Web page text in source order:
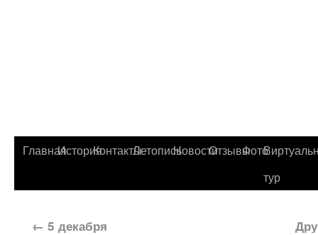
ГлавнаяИсторияКонтактыЛетописьНовостиОтзывыФото
тур
← 5 декабря